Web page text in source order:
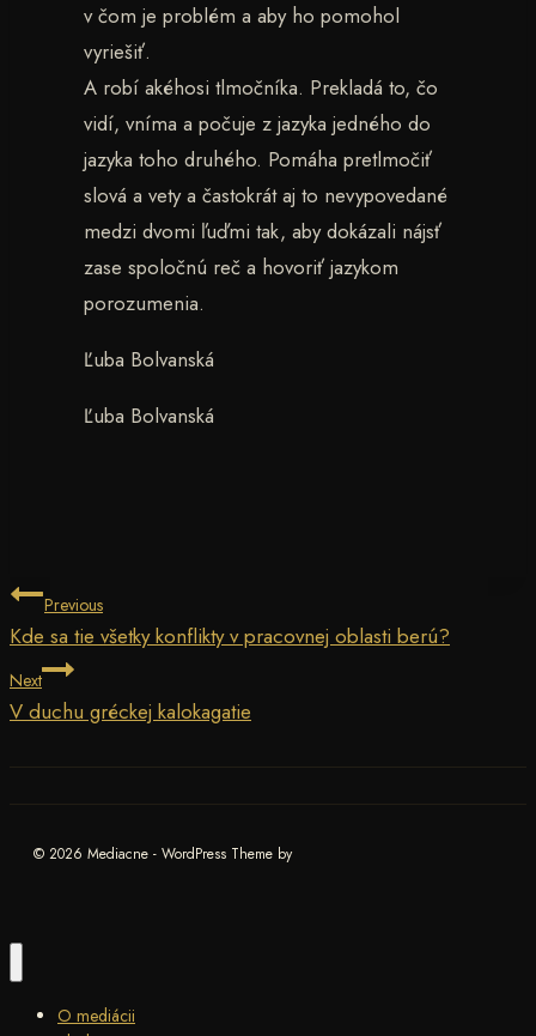
v čom je problém a aby ho pomohol
vyriešiť.
A robí akéhosi tlmočníka. Prekladá to, čo
vidí, vníma a počuje z jazyka jedného do
jazyka toho druhého. Pomáha pretlmočiť
slová a vety a častokrát aj to nevypovedané
medzi dvomi ľuďmi tak, aby dokázali nájsť
zase spoločnú reč a hovoriť jazykom
porozumenia.
Ľuba Bolvanská
Ľuba Bolvanská
Navigácia
v
článku
Previous
Kde sa tie všetky konflikty v pracovnej oblasti berú?
Next
V duchu gréckej kalokagatie
© 2026 Mediacne - WordPress Theme by
O mediácii